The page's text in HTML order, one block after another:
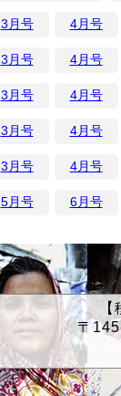
3月号 4月号
3月号 4月号
3月号 4月号
3月号 4月号
3月号 4月号
5月号 6月号
〒